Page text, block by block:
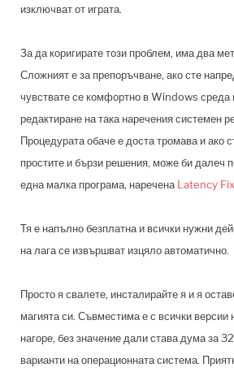
изключват от играта.
За да коригирате този проблем, има два
Сложният е за препоръчване, ако сте
чувствате се комфортно в Windows среда
редактиране на така наречения системен
Процедурата обаче е доста тромава и ако
простите и бързи решения, може би далеч
една малка програма, наречена Latency Fix
Тя е напълно безплатна и всички нужни
на лага се извършват изцяло автоматично.
Просто я свалете, инсталирайте я и я
магията си. Съвместима е с всички
нагоре, без значение дали става дума за
варианти на операционната система.